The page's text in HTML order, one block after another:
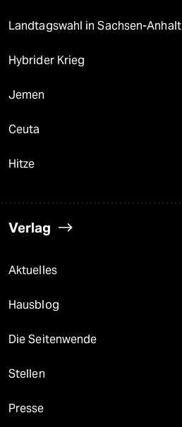
Landtagswahl in Sachsen-Anhalt
Hybrider Krieg
Jemen
Ceuta
Hitze
Verlag
Aktuelles
Hausblog
Die Seitenwende
Stellen
Presse